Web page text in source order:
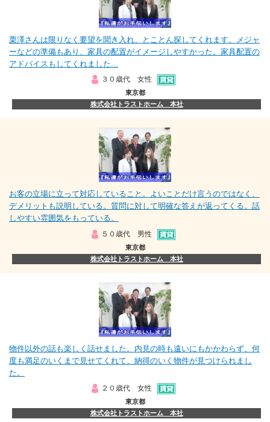
栗澤さんは限りなく要望を聞き入れ、とことん探してくれます。メジャ
ーなどの準備もあり、家具の配置がイメージしやすかった。家具配置の
アドバイスもしてくれました...
３０歳代 女性
東京都
株式会社トラストホーム 本社
お客の立場に立って対応していること。よいことだけ言うのではなく、
デメリットも説明している。質問に対して明確な答えが返ってくる。話
しやすい雰囲気をもっている。
５０歳代 男性
東京都
株式会社トラストホーム 本社
物件以外の話も楽しく話せました。内見の時も遠いにもかかわらず、何
度も満足のいくまで見せてくれて、納得のいく物件が見つけられまし
た。
２０歳代 女性
東京都
株式会社トラストホーム 本社